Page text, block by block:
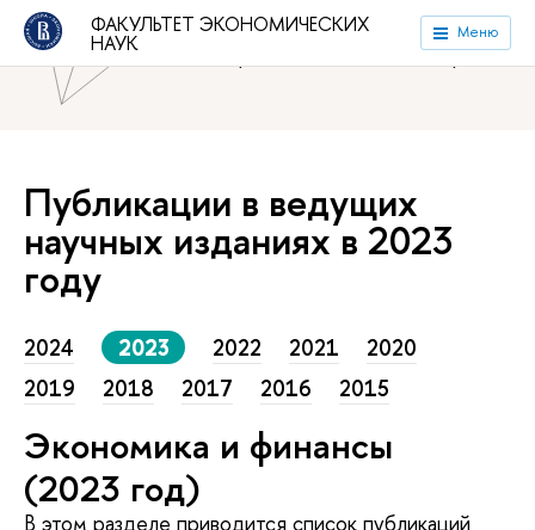
ФАКУЛЬТЕТ ЭКОНОМИЧЕСКИХ
НАУК Меню
Национальный исследовательский университет «Высшая
школа экономики»
Факультет экономических наук
Публикации в ведущих
научных изданиях в 2023
году
2024 2023 2022 2021
2020
2019
2018 2017 2016 2015
Экономика и финансы
(2023 год)
В этом разделе приводится список публикаций